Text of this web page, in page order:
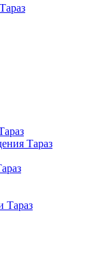
Тараз
Тараз